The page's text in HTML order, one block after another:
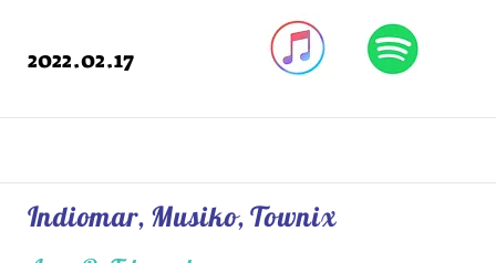
2022.02.17
Indiomar, Musiko, Townix